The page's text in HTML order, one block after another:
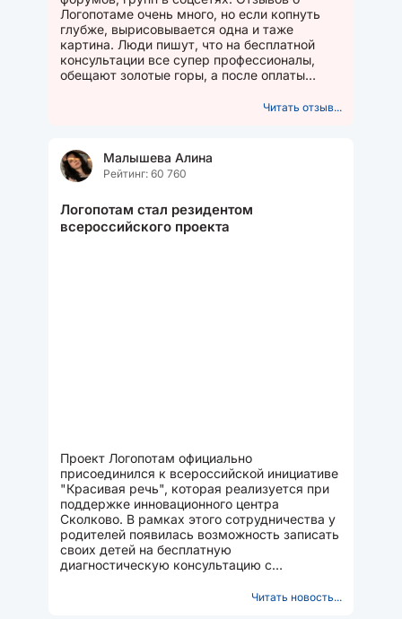
Логопотаме очень много, но если копнуть
глубже, вырисовывается одна и таже
картина. Люди пишут, что на бесплатной
консультации все супер профессионалы,
обещают золотые горы, а после оплаты
Читать отзыв...
Малышева Алина
Рейтинг: 60 760
Логопотам стал резидентом
всероссийского проекта
Проект Логопотам официально
присоединился к всероссийской инициативе
"Красивая речь", которая реализуется при
поддержке инновационного центра
Сколково. В рамках этого сотрудничества у
родителей появилась возможность записать
своих детей на бесплатную
диагностическую консультацию с
Читать новость...